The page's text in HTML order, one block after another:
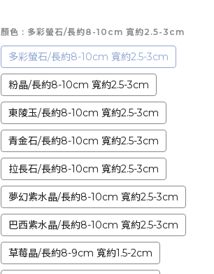
顏色 : 多彩螢石/長約8-10cm 寬約2.5-3cm
多彩螢石/長約8-10cm 寬約2.5-3cm
粉晶/長約8-10cm 寬約2.5-3cm
東陵玉/長約8-10cm 寬約2.5-3cm
青金石/長約8-10cm 寬約2.5-3cm
拉長石/長約8-10cm 寬約2.5-3cm
夢幻紫水晶/長約8-10cm 寬約2.5-3cm
巴西紫水晶/長約8-10cm 寬約2.5-3cm
草莓晶/長約8-9cm 寬約1.5-2cm